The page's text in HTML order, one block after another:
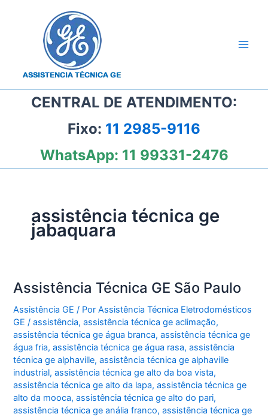
CENTRAL DE ATENDIMENTO:
Fixo: 11 2985-9116
WhatsApp: 11 99331-2476
assistência técnica ge
jabaquara
Assistência Técnica GE São Paulo
Assistência GE / PorAssistência Técnica Eletrodomésticos
GE/assistência,assistência técnica ge aclimação,
assistência técnica ge água branca,assistência técnica ge
água fria,assistência técnica ge água rasa,assistência
técnica ge alphaville,assistência técnica ge alphaville
industrial,assistência técnica ge alto da boa vista,
assistência técnica ge alto da lapa,assistência técnica ge
alto da mooca,assistência técnica ge alto do pari,
assistência técnica ge anália franco,assistência técnica ge